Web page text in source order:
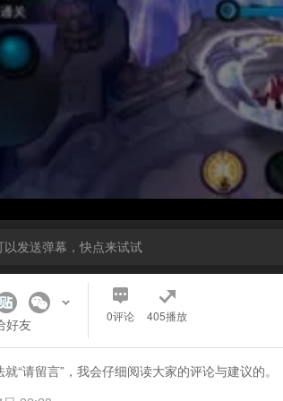
以发送弹幕，快点来试试
好友 0评论 405播放
“请留言”，我会仔细阅读大家的评论与建议的。